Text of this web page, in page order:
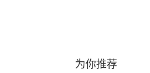
为你推荐